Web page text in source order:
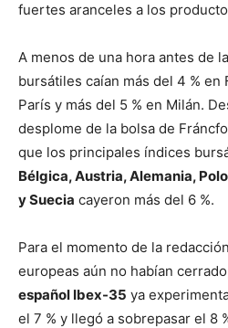
fuertes aranceles a los
A menos de una hora antes de
bursátiles caían más del 4 % en
París y más del 5 % en Milán.
desplome de la bolsa de
que los principales índices
Bélgica, Austria, Alemania,
y Suecia cayeron más del 6 %.
Para el momento de la
europeas aún no habían
español Ibex-35 ya
el 7 % y llegó a sobrepasar el 8